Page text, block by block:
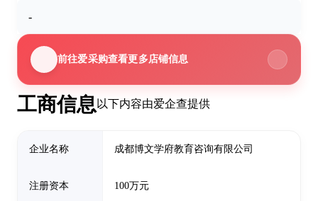
工商信息 以下内容由爱企查提供
企业名称 成都博文学府教育咨询有限公司
注册资本 100万元
-
前往爱采购查看更多店铺信息